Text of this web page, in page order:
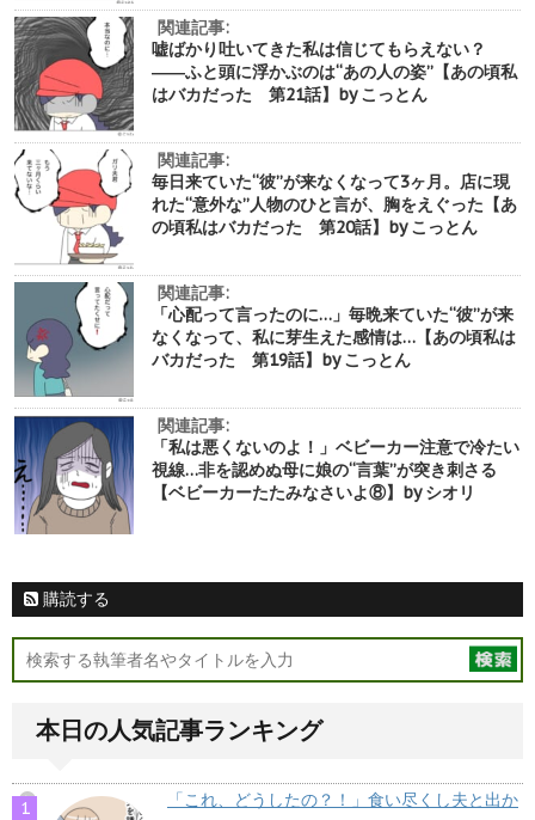
関連記事:
嘘ばかり吐いてきた私は信じてもらえない？
――ふと頭に浮かぶのは“あの人の姿”【あの頃私
はバカだった 第21話】by こっとん
関連記事:
毎日来ていた“彼”が来なくなって3ヶ月。店に現
れた“意外な”人物のひと言が、胸をえぐった【あ
の頃私はバカだった 第20話】by こっとん
関連記事:
「心配って言ったのに…」毎晩来ていた“彼”が来
なくなって、私に芽生えた感情は…【あの頃私は
バカだった 第19話】by こっとん
関連記事:
「私は悪くないのよ！」ベビーカー注意で冷たい
視線…非を認めぬ母に娘の“言葉”が突き刺さる
【ベビーカーたたみなさいよ⑧】by シオリ
購読する
本日の人気記事ランキング
「これ、どうしたの？！」食い尽くし夫と出か